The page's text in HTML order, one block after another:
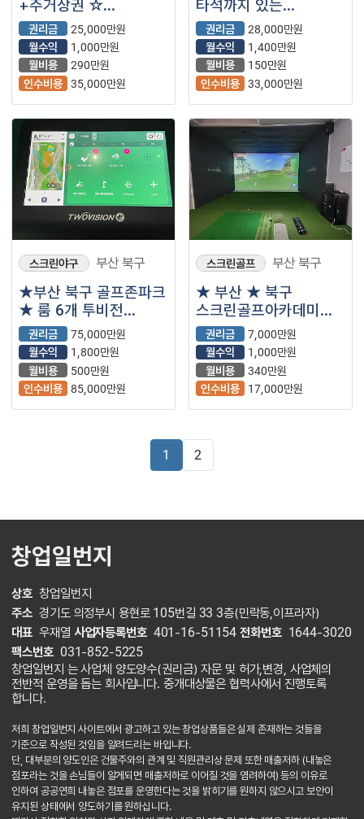
+주거상권 ☆
파리바게뜨☆ 매출 꾸준
~~~합니다!!
권리금
25,000만원
월수익
1,000만원
월비용
290만원
인수비용 35,000만원
타석까지 있는
sg스크린 입니다!!
권리금
28,000만원
월수익
1,400만원
월비용
150만원
인수비용 33,000만원
스크린야구 부산 북구
★부산 북구 골프존파크
★ 룸 6개 투비전
플러스 골프존파크
입니다
권리금
75,000만원
월수익
1,800만원
월비용
500만원
인수비용 85,000만원
스크린골프 부산 북구
★ 부산 ★ 북구
스크린골프아카데미
초저가
권리금
7,000만원
월수익
1,000만원
월비용
340만원
인수비용
17,000만원
1 2
창업일번지
상호 창업일번지
주소 경기도 의정부시 용현로 105번길 33 3층(민락동,이프라자)
대표 우재열 사업자등록번호 401-16-51154 전화번호 1644-3020
팩스번호 031-852-5225
창업일번지 는 사업체 양도양수(권리금) 자문 및 허가,변경, 사업체의
전반적 운영을 돕는 회사입니다. 중개대상물은 협력사에서 진행토록
합니다.
저희 창업일번지 사이트에서 광고하고 있는 창업상품들은 실제 존재하는 것들을
기준으로 작성된 것임을 알려드리는 바입니다.
단, 대부분의 양도인은 건물주와의 관계 및 직원관리상 문제 또한 매출저하 (내놓은
점포라는 것을 손님들이 알게되면 매출저하로 이어질 것을 염려하여) 등의 이유로
인하여 공공연희 내놓은 점포를 운영한다는 것을 밝히기를 원하지 않으시고 보안이
유지된 상태에서 양도하기를 원하십니다.